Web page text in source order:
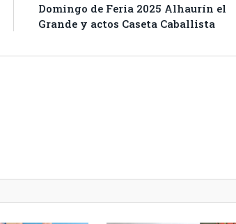
Domingo de Feria 2025 Alhaurín el
Grande y actos Caseta Caballista